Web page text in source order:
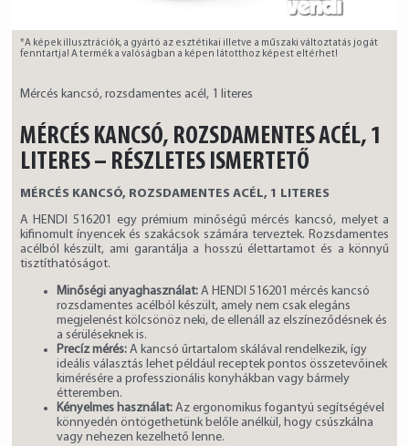
*A képek illusztrációk, a gyártó az esztétikai illetve a műszaki változtatás jogát
fenntartja! A termék a valóságban a képen látotthoz képest eltérhet!
Mércés kancsó, rozsdamentes acél, 1 literes
MÉRCÉS KANCSÓ, ROZSDAMENTES ACÉL, 1
LITERES – RÉSZLETES ISMERTETŐ
MÉRCÉS KANCSÓ, ROZSDAMENTES ACÉL, 1 LITERES
A HENDI 516201 egy prémium minőségű mércés kancsó, melyet a
kifinomult ínyencek és szakácsok számára terveztek. Rozsdamentes
acélból készült, ami garantálja a hosszú élettartamot és a könnyű
tisztíthatóságot.
Minőségi anyaghasználat:A HENDI 516201 mércés kancsó
rozsdamentes acélból készült, amely nem csak elegáns
megjelenést kölcsönöz neki, de ellenáll az elszíneződésnek és
a sérüléseknek is.
Precíz mérés:A kancsó űrtartalom skálával rendelkezik, így
ideális választás lehet például receptek pontos összetevőinek
kimérésére a professzionális konyhákban vagy bármely
étteremben.
Kényelmes használat:Az ergonomikus fogantyú segítségével
könnyedén öntögethetünk belőle anélkül, hogy csúszkálna
vagy nehezen kezelhető lenne.